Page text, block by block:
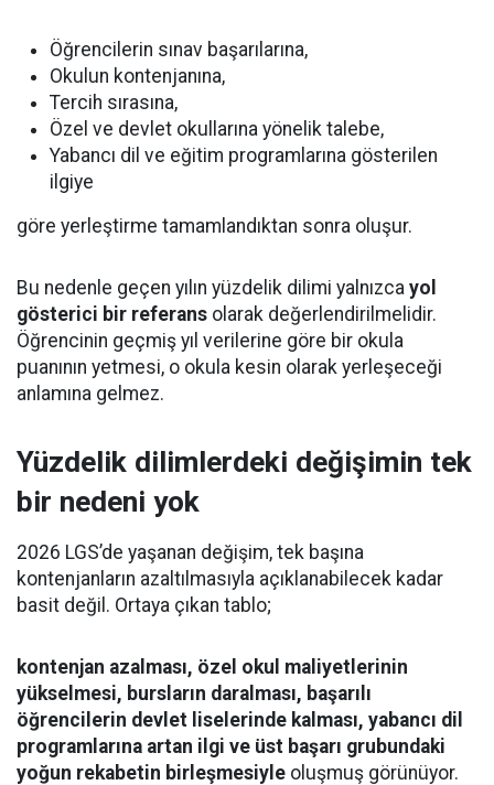
Öğrencilerin sınav başarılarına,
Okulun kontenjanına,
Tercih sırasına,
Özel ve devlet okullarına yönelik talebe,
Yabancı dil ve eğitim programlarına gösterilen
ilgiye
göre yerleştirme tamamlandıktan sonra oluşur.
Bu nedenle geçen yılın yüzdelik dilimi yalnızca yol
gösterici bir referans olarak değerlendirilmelidir.
Öğrencinin geçmiş yıl verilerine göre bir okula
puanının yetmesi, o okula kesin olarak yerleşeceği
anlamına gelmez.
Yüzdelik dilimlerdeki değişimin tek
bir nedeni yok
2026 LGS’de yaşanan değişim, tek başına
kontenjanların azaltılmasıyla açıklanabilecek kadar
basit değil. Ortaya çıkan tablo;
kontenjan azalması, özel okul maliyetlerinin
yükselmesi, bursların daralması, başarılı
öğrencilerin devlet liselerinde kalması, yabancı dil
programlarına artan ilgi ve üst başarı grubundaki
yoğun rekabetin birleşmesiyle oluşmuş görünüyor.